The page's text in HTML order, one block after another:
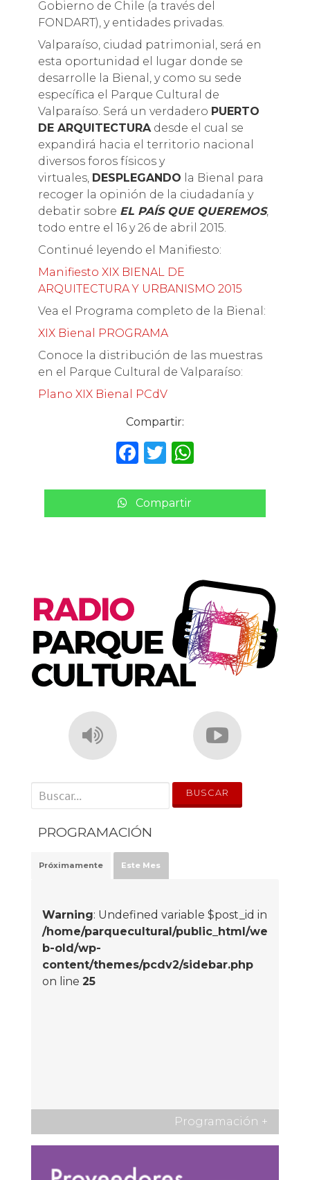
Gobierno de Chile (a través del
FONDART), y entidades privadas.
Valparaíso, ciudad patrimonial, será en
esta oportunidad el lugar donde se
desarrolle la Bienal, y como su sede
específica el Parque Cultural de
Valparaíso. Será un verdadero PUERTO
DE ARQUITECTURAdesde el cual se
expandirá hacia el territorio nacional
diversos foros físicos y
virtuales, DESPLEGANDO la Bienal para
recoger la opinión de la ciudadanía y
debatir sobre EL PAÍS QUE QUEREMOS,
todo entre el 16 y 26 de abril 2015.
Continué leyendo el Manifiesto:
Manifiesto XIX BIENAL DE
ARQUITECTURA Y URBANISMO 2015
Vea el Programa completo de la Bienal:
XIX Bienal PROGRAMA
Conoce la distribución de las muestras
en el Parque Cultural de Valparaíso:
Plano XIX Bienal PCdV
Compartir:
F
c
e
T
it
te
W
a
ts
p
Compartir
' . __('Search for:') . '
PROGRAMACIÓN
Próximamente Este Mes
Warning: Undefined variable $post_id in
/home/parquecultural/public_html/we
b-old/wp-
content/themes/pcdv2/sidebar.php
on line 25
Programación +